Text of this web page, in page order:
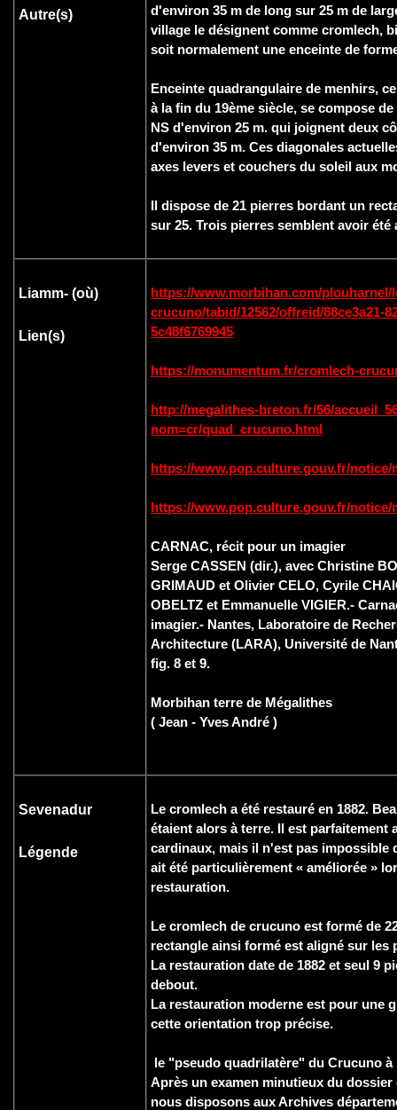
Autre(s)
d'environ 35 m de long sur 25 m de
village le désignent comme cromlech,
soit normalement une enceinte de
Enceinte quadrangulaire de menhirs,
à la fin du 19ème siècle, se compose
NS d'environ 25 m. qui joignent deux
d'environ 35 m. Ces diagonales
axes levers et couchers du soleil aux
Il dispose de 21 pierres bordant un
sur 25. Trois pierres semblent avoir été
Liamm- (où)
Lien(s)
https://www.morbihan.com/plouharnel/
crucuno/tabid/12562/offreid/88ce3a21-
5c48f6769945
https://monumentum.fr/cromlech-
http://megalithes-breton.fr/56/
nom=cr/quad_crucuno.html
https://www.pop.culture.gouv.fr/notice/
https://www.pop.culture.gouv.fr/notice/
CARNAC, récit pour un imagier
Serge CASSEN (dir.), avec Christine
GRIMAUD et Olivier CELO, Cyrile
OBELTZ et Emmanuelle VIGIER.-
imagier.- Nantes, Laboratoire de
Architecture (LARA), Université de
fig. 8 et 9.
Morbihan terre de Mégalithes
( Jean - Yves André )
Sevenadur
Légende
Le cromlech a été restauré en 1882.
étaient alors à terre. Il est parfaitement
cardinaux, mais il n'est pas impossible
ait été particulièrement « améliorée »
restauration.
Le cromlech de crucuno est formé de
rectangle ainsi formé est aligné sur les
La restauration date de 1882 et seul 9
debout.
La restauration moderne est pour une
cette orientation trop précise.
le "pseudo quadrilatère" du Crucuno à
Après un examen minutieux du
nous disposons aux Archives